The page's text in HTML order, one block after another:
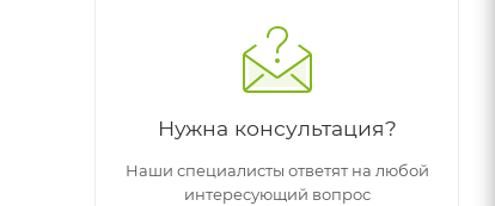
Нужна консультация?
Наши специалисты ответят на любой
интересующий вопрос